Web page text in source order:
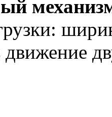
движение